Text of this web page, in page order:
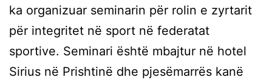
ka organizuar seminarin për rolin e zyrtarit
për integritet në sport në federatat
sportive. Seminari është mbajtur në hotel
Sirius në Prishtinë dhe pjesëmarrës kanë